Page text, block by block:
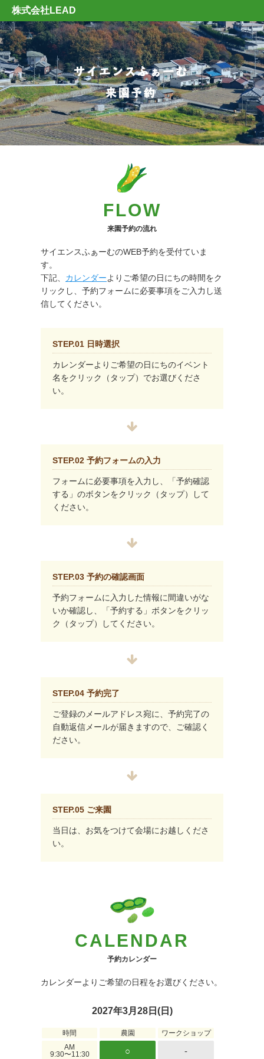
株式会社LEAD
FLOW
来園予約の流れ
サイエンスふぁーむのWEB予約を受付ていま
す。
下記、 カレンダーよりご希望の日にちの時間をク
リックし、予約フォームに必要事項をご入力し送
信してください。
STEP.01 日時選択
カレンダーよりご希望の日にちのイベント
名をクリック（タップ）でお選びくださ
い。
STEP.02 予約フォームの入力
フォームに必要事項を入力し、「予約確認
する」のボタンをクリック（タップ）して
ください。
STEP.03 予約の確認画面
予約フォームに入力した情報に間違いがな
いか確認し、「予約する」ボタンをクリッ
ク（タップ）してください。
STEP.04 予約完了
ご登録のメールアドレス宛に、予約完了の
自動返信メールが届きますので、ご確認く
ださい。
STEP.05 ご来園
当日は、お気をつけて会場にお越しくださ
い。
CALENDAR
予約カレンダー
カレンダーよりご希望の日程をお選びください。
2027年3月28日(日)
時間 農園
ワークショップ
AM
9:30〜11:30
○ -